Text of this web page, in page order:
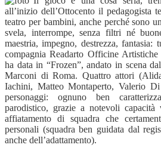
all’inizio dell’Ottocento il pedagogista
teatro per bambini, anche perché sono
svela, interrompe, senza filtri né
maestria, impegno, destrezza, fantasia:
compagnia Readarto Officine
ha data in “Frozen”, andato in scena
Marconi di Roma. Quattro attori
Iachini, Matteo Montaperto, Valerio
personaggi: ognuno ben
parodistico, grazie a notevoli
affiatamento di squadra che
personali (squadra ben guidata dal
anche dell’adattamento).